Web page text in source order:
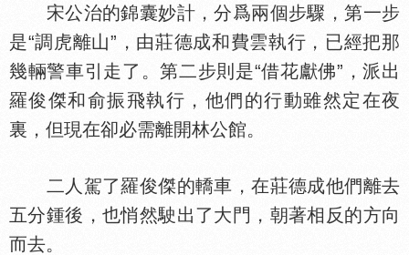
宋公治的錦囊妙計，分爲兩個步驟，第一步
是“調虎離山”，由莊德成和費雲執行，已經把那
幾輛警車引走了。第二步則是“借花獻佛”，派出
羅俊傑和俞振飛執行，他們的行動雖然定在夜
裏，但現在卻必需離開林公館。
二人駕了羅俊傑的轎車，在莊德成他們離去
五分鍾後，也悄然駛出了大門，朝著相反的方向
而去。